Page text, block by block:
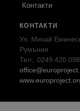
Контакти
КОНТАКТИ
Ул. Михай
Румъния
Тел:.